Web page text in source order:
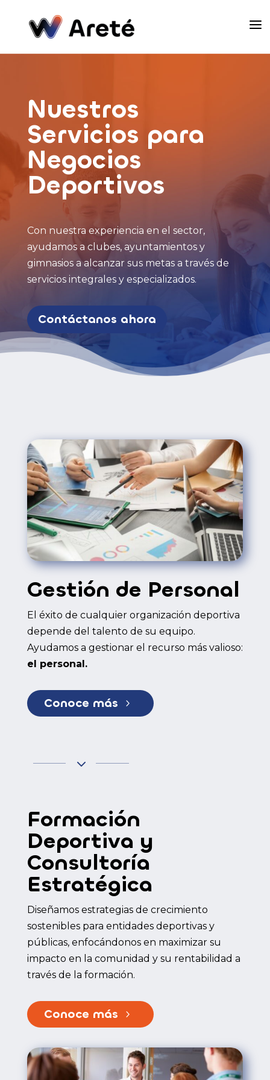
a
Nuestros
Servicios para
Negocios
Deportivos
Con nuestra experiencia en el sector,
ayudamos a clubes, ayuntamientos y
gimnasios a alcanzar sus metas a través de
servicios integrales y especializados.
Contáctanos ahora
Gestión de Personal
El éxito de cualquier organización deportiva
depende del talento de su equipo.
Ayudamos a gestionar el recurso más valioso:
el personal.
5
Conoce más
3
Formación
Deportiva y
Consultoría
Estratégica
Diseñamos estrategias de crecimiento
sostenibles para entidades deportivas y
públicas, enfocándonos en maximizar su
impacto en la comunidad y su rentabilidad a
través de la formación.
5
Conoce más